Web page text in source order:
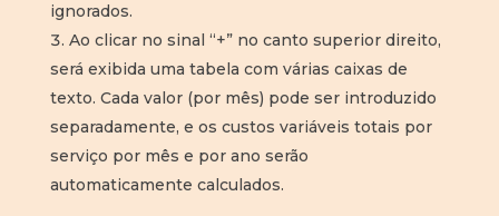
ignorados.
Ao clicar no sinal “+” no canto superior direito,
será exibida uma tabela com várias caixas de
texto. Cada valor (por mês) pode ser introduzido
separadamente, e os custos variáveis totais por
serviço por mês e por ano serão
automaticamente calculados.